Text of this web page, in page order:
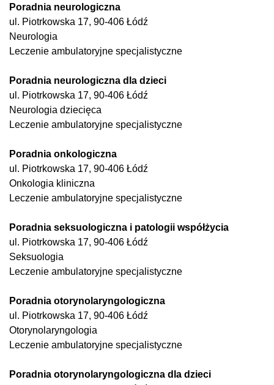
Poradnia neurologiczna
ul. Piotrkowska 17, 90-406 Łódź
Neurologia
Leczenie ambulatoryjne specjalistyczne
Poradnia neurologiczna dla dzieci
ul. Piotrkowska 17, 90-406 Łódź
Neurologia dziecięca
Leczenie ambulatoryjne specjalistyczne
Poradnia onkologiczna
ul. Piotrkowska 17, 90-406 Łódź
Onkologia kliniczna
Leczenie ambulatoryjne specjalistyczne
Poradnia seksuologiczna i patologii współżycia
ul. Piotrkowska 17, 90-406 Łódź
Seksuologia
Leczenie ambulatoryjne specjalistyczne
Poradnia otorynolaryngologiczna
ul. Piotrkowska 17, 90-406 Łódź
Otorynolaryngologia
Leczenie ambulatoryjne specjalistyczne
Poradnia otorynolaryngologiczna dla dzieci